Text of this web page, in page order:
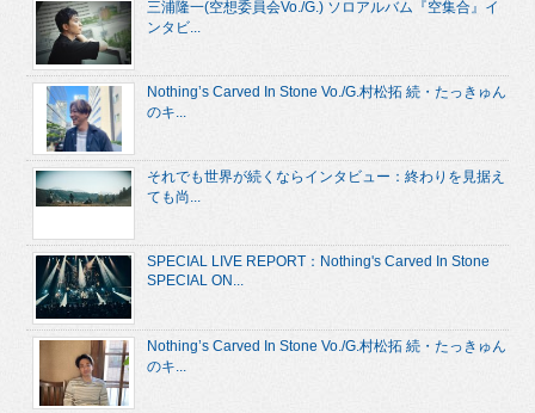
三浦隆一(空想委員会Vo./G.) ソロアルバム『空集合』イ
ンタビ...
Nothing’s Carved In Stone Vo./G.村松拓 続・たっきゅん
のキ...
それでも世界が続くならインタビュー：終わりを見据え
ても尚...
SPECIAL LIVE REPORT：Nothing's Carved In Stone
SPECIAL ON...
Nothing’s Carved In Stone Vo./G.村松拓 続・たっきゅん
のキ...